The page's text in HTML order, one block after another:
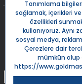
Destek Hattı
0850 532 5666
Bize Yazın